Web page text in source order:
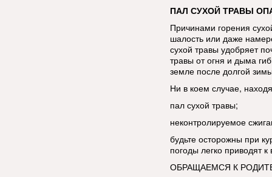
ПАЛ СУХОЙ ТРАВЫ
Причинами горения
шалость или даже
сухой травы удобряет
травы от огня и дыма
земле после долгой
Ни в коем случае,
пал сухой травы;
неконтролируемое
будьте осторожны при
погоды легко приводят
ОБРАЩАЕМСЯ К